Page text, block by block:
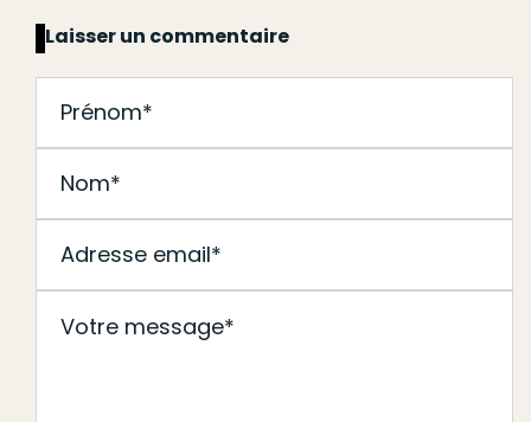
Laisser un commentaire